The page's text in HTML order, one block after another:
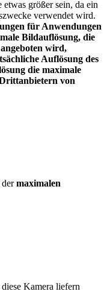
größer sein, da ein
verwendet wird.
für Anwendungen
Bildauflösung, die
wird,
Auflösung des
die maximale
von
dermaximalen
Kamera liefern